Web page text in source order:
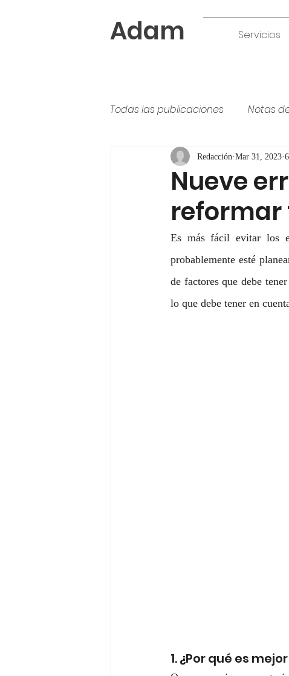
Adam Servicios
Todas las publicaciones Notas
Tipos de pintura colores
Nueve
reformar
Redacción Mar 31, 2023
Es más fácil evitar los
probablemente esté
de factores que debe
lo que debe tener en
1. ¿Por qué es